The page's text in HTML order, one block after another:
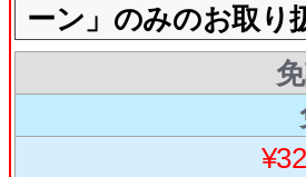
ーン」のみのお取り